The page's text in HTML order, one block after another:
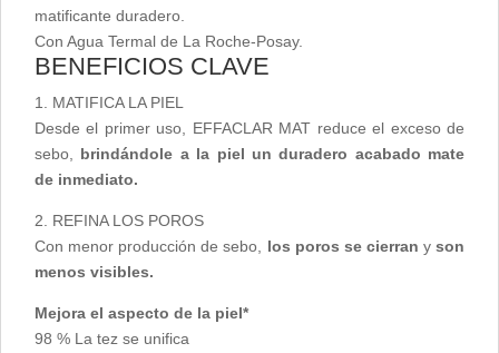
matificante duradero.
Con Agua Termal de La Roche-Posay.
BENEFICIOS CLAVE
1. MATIFICA LA PIEL
Desde el primer uso, EFFACLAR MAT reduce el exceso de
sebo,
brindándole a la piel un duradero acabado mate
de inmediato.
2. REFINA LOS POROS
Con menor producción de sebo, los poros se cierran yson
menos visibles.
Mejora el aspecto de la piel*
98 % La tez se unifica